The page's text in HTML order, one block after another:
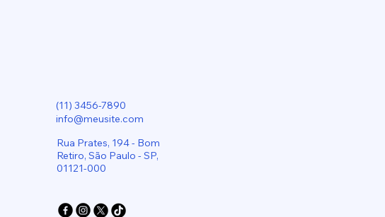
(11) 3456-7890
info@meusite.com
Rua Prates, 194 - Bom
Retiro, São Paulo - SP,
01121-000